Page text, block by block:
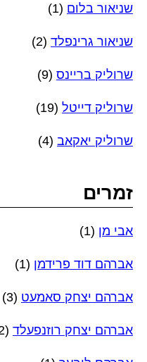
שניאור בלום (1)
שניאור גרינפלד (2)
שרוליק בריינס (9)
שרוליק דייטל (19)
שרוליק יאקאב (4)
זמרים
אבי מן (1)
אברהם דוד פרידמן (1)
אברהם יצחק סאמעט (3)
אברהם יצחק רוזנפעלד (2)